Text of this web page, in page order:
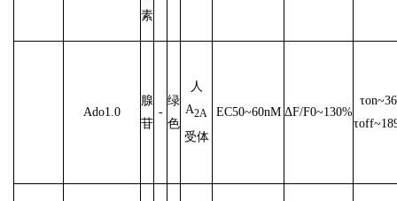
素
Ado1.0
腺
苷
-
绿
色
人
A2A
受体
EC50~60nM ΔF/F0~130%